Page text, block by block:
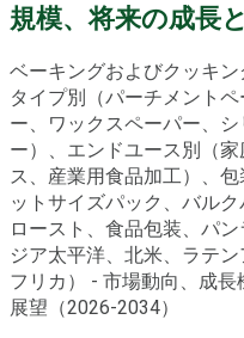
規模、将来の成長
ベーキングおよびクッキ
タイプ別（パーチメント
ー、ワックスペーパー、
ー）、エンドユース別（
ス、産業用食品加工）、
ットサイズパック、バル
ロースト、食品包装、パ
ジア太平洋、北米、ラテ
フリカ） - 市場動向、成
展望（2026-2034）